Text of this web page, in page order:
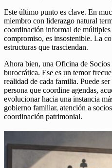
Este último punto es clave. En
miembro con liderazgo natural
coordinación informal de múltiples
compromiso, es insostenible. La
estructuras que trasciendan.
Ahora bien, una Oficina de
burocrática. Ese es un temor
realidad de cada familia. Puede
persona que coordine agendas,
evolucionar hacia una instancia
gobierno familiar, atención a
coordinación patrimonial.